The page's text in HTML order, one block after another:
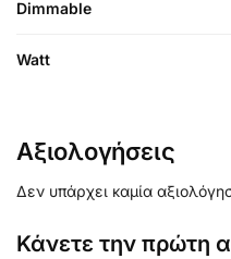
Dimmable
Watt
Αξιολογήσεις
Δεν υπάρχει καμία
Κάνετε την πρώτη